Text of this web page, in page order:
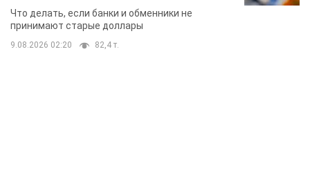
банки такие купюры
Что делать, если банки и обменники не
принимают старые доллары
9.08.2026 02:20 82,4 т.